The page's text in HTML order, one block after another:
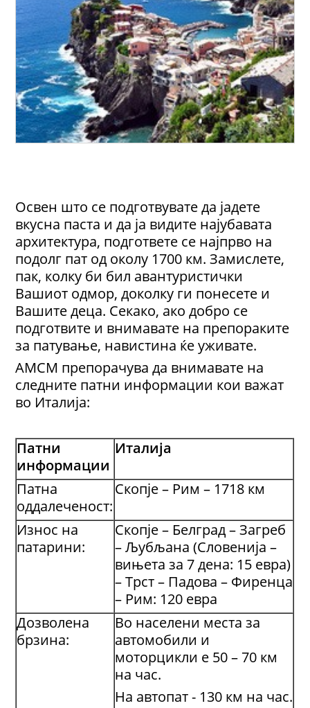
Освен што се подготвувате да јадете
вкусна паста и да ја видите најубавата
архитектура, подгответе се најпрво на
подолг пат од околу 1700 км. Замислете,
пак, колку би бил авантуристички
Вашиот одмор, доколку ги понесете и
Вашите деца. Секако, ако добро се
подготвите и внимавате на препораките
за патување, навистина ќе уживате.
АМСМ препорачува да внимавате на
следните патни информации кои важат
во Италија:
Патни
информации
Италија
Патна
оддалеченост:
Скопје – Рим – 1718 км
Износ на
патарини:
Скопје – Белград – Загреб
– Љубљана (Словенија –
вињета за 7 дена: 15 евра)
– Трст – Падова – Фиренца
– Рим: 120 евра
Дозволена
брзина:
Во населени места за
автомобили и
моторцикли е 50 – 70 км
на час.
На автопат - 130 км на час.